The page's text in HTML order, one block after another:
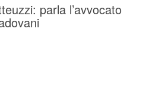
parla l’avvocato